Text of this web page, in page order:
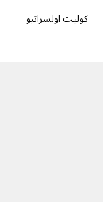
کولیت اولسراتیو